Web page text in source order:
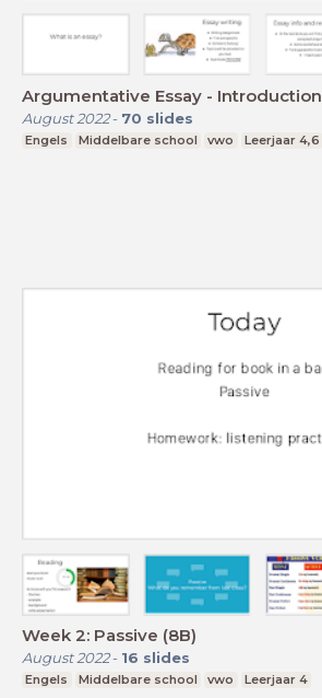
Argumentative Essay - Introduction
August 2022- 70 slides
Engels Middelbare school vwo Leerjaar 4,6
Week 2: Passive (8B)
August 2022- 16 slides
Engels Middelbare school vwo Leerjaar 4